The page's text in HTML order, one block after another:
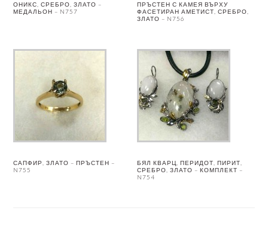
ОНИКС, СРЕБРО, ЗЛАТО –
МЕДАЛЬОН – N757
ПРЪСТЕН С КАМЕЯ ВЪРХУ
ФАСЕТИРАН АМЕТИСТ, СРЕБРО,
ЗЛАТО – N756
САПФИР, ЗЛАТО – ПРЪСТЕН –
N755
БЯЛ КВАРЦ, ПЕРИДОТ, ПИРИТ,
СРЕБРО, ЗЛАТО – КОМПЛЕКТ –
N754